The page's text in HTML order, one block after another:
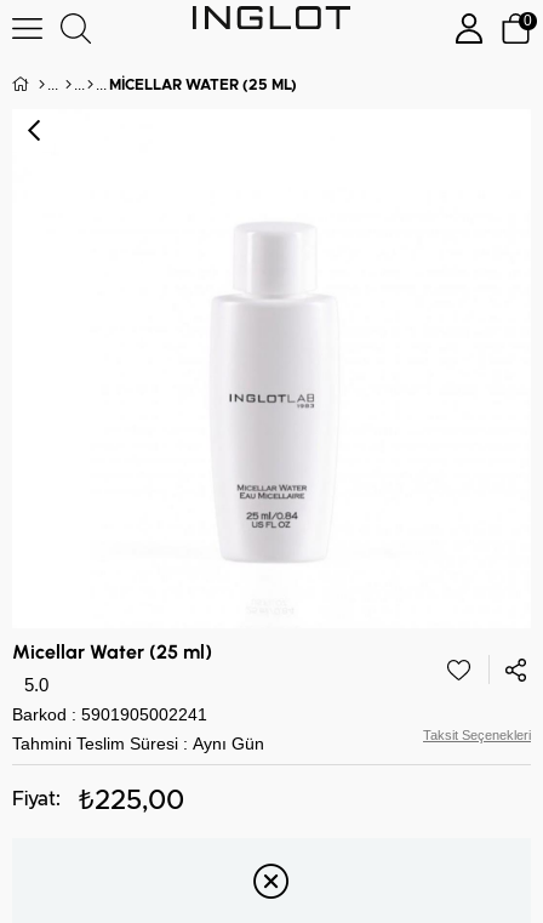
0
MICELLAR WATER (25 ML)
Micellar Water (25 ml)
5.0
Barkod : 5901905002241
Tahmini Teslim Süresi : Aynı Gün
₺225,00
Taksit Seçenekleri